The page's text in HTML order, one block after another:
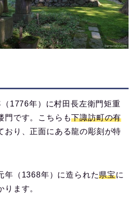
（1776年）に村田長左衛門矩重
門です。こちらも下諏訪町の有
おり、正面にある龍の彫刻が特
年（1368年）に造られた県宝に
ります。